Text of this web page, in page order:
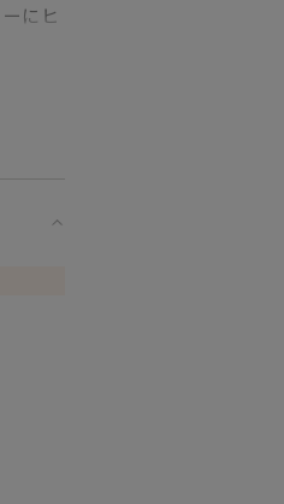
にヒ